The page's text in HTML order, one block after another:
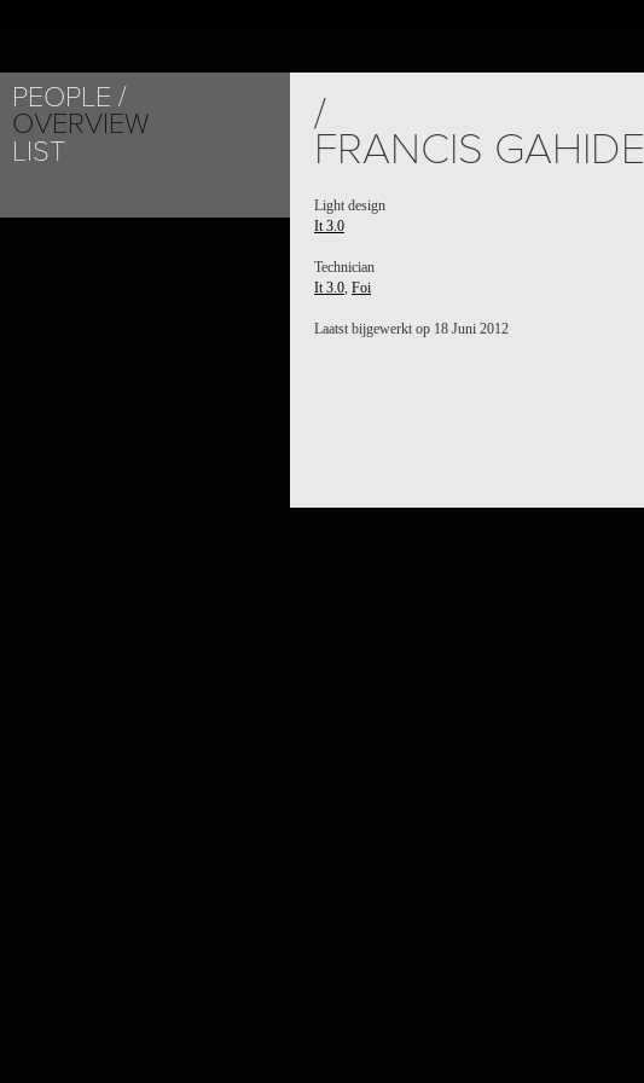
PEOPLE
OVERVIEW
LIST
/
FRANCIS GAHIDE
Light design
It 3.0
Technician
It 3.0, Foi
Laatst bijgewerkt op 18 Juni 2012